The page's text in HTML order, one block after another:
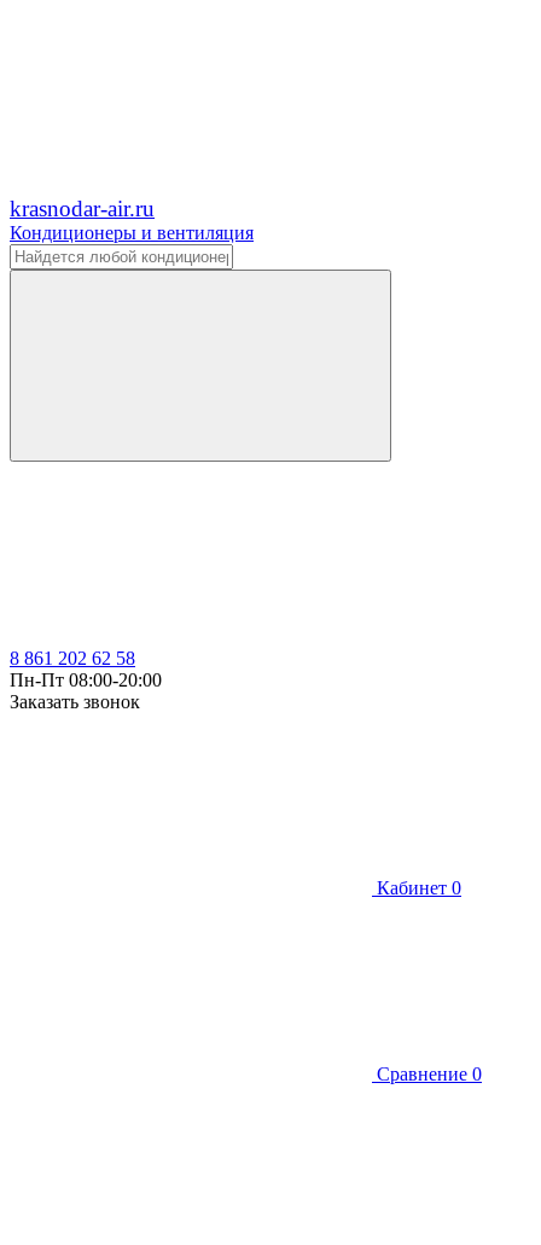
krasnodar-air.ru
Кондиционеры и вентиляция
8 861 202 62 58
Пн-Пт 08:00-20:00
Заказать звонок
Кабинет 0
Сравнение 0